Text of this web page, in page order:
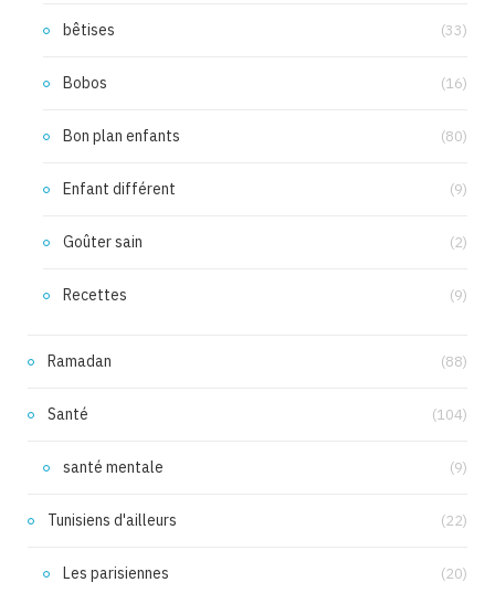
bêtises (33)
Bobos (16)
Bon plan enfants (80)
Enfant différent (9)
Goûter sain (2)
Recettes (9)
Ramadan (88)
Santé (104)
santé mentale (9)
Tunisiens d'ailleurs (22)
Les parisiennes (20)